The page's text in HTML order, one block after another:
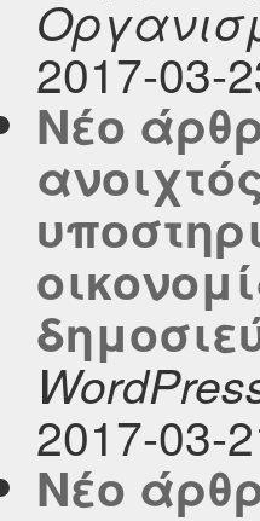
2017-03-
Νέο
2017-03-
Νέο